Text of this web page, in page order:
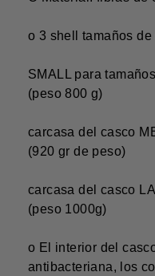
o 3 shell tamaños
SMALL para
(peso 800 g)
carcasa del casco
(920 gr de peso)
carcasa del casco
(peso 1000g)
o El interior del
antibacteriana, los